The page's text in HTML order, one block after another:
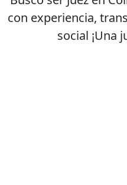
con experiencia,
social ¡Una